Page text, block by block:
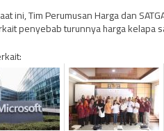
ini, Tim Perumusan Harga dan
penyebab turunnya harga kelapa